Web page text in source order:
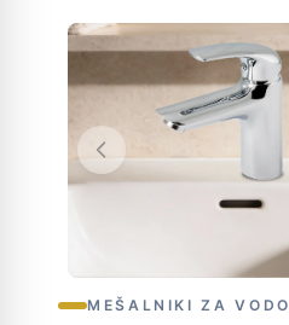
MEŠALNIKI ZA VODO